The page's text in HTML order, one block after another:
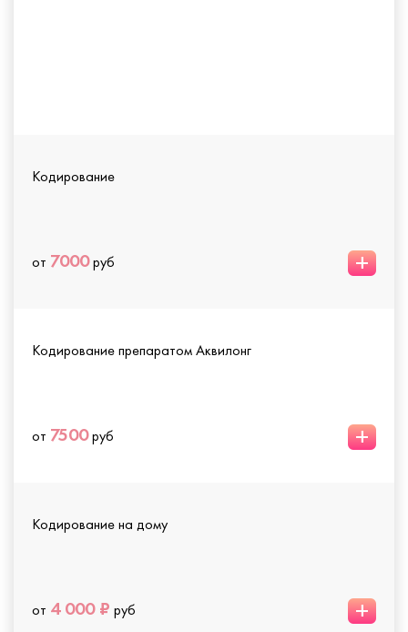
Кодирование
от 7000руб +
Кодирование препаратом Аквилонг
от 7500руб +
Кодирование на дому
от 4 000 ₽ руб +